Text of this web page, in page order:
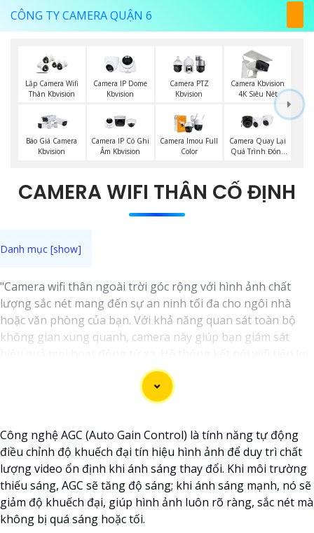
CÔNG TY CAMERA QUẬN 6
Lắp Camera Wifi
Thân Kbvision
Camera IP Dome
Kbvision
Camera PTZ
Kbvision
Camera Kbvision
4K Siêu Nét
Báo Giá Camera
Kbvision
Camera IP Có Ghi
Âm Kbvision
Camera Imou Full
Color
Camera Quay Lại
Quá Trình Đóng
CAMERA WIFI THÂN CỐ ĐỊNH
"Camera wifi thân ngoài trời góc rộng với hình ảnh chất
lượng sắc nét mang đến sự an ninh tối đa cho ngôi nhà
hoặc văn phòng của bạn. Với khả năng quan sát toàn bộ
không gian xung quanh, camera này giúp bạn giám sát
cho phép bạn theo dõi mọi thay đổi một cách dễ dàng
thông qua điện thoại di động hoặc máy tính. với góc quay
rộng, camera giúp bạn không bỏ sót bất kỳ chi tiết nào
chống nước, phục vụ tốt trong mọi điều kiện thời tiết khắc
nghiệt. Đảm bảo an ninh cho ngôi nhà, cửa hàng hoặc văn
phòng của bạn với camera wifi thân ngoài trời này."
Công nghệ AGC (Auto Gain Control) là tính năng tự động
điều chỉnh độ khuếch đại tín hiệu hình ảnh để duy trì chất
lượng video ổn định khi ánh sáng thay đổi. Khi môi trường
thiếu sáng, AGC sẽ tăng độ sáng; khi ánh sáng mạnh, nó sẽ
giảm độ khuếch đại, giúp hình ảnh luôn rõ ràng, sắc nét mà
không bị quá sáng hoặc tối.